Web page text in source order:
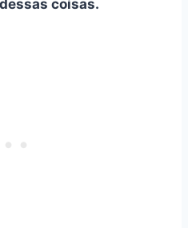
coisas.